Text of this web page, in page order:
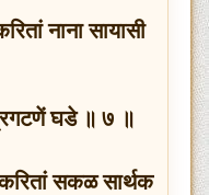
नाना सायासी
घडे ॥ ७ ॥
सकळ सार्थक